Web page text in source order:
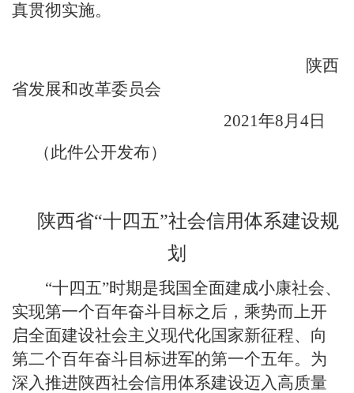
真贯彻实施。
陕西
省发展和改革委员会
2021年8月 4日
（此件公开发布）
陕西省“十四五”社会信用体系建设规
划
“十四五”时期是我国全面建成小康社会、
实现第一个百年奋斗目标之后，乘势而上开
启全面建设社会主义现代化国家新征程、向
第二个百年奋斗目标进军的第一个五年。为
深入推进陕西社会信用体系建设迈入高质量